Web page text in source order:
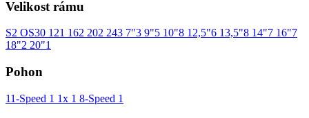
Velikost rámu
S2 OS30 121 162 202 243 7"3 9"5 10"8 12,5"6 13,5"8 14"7 16"7
18"2 20"1
Pohon
11-Speed 1 1x 1 8-Speed 1